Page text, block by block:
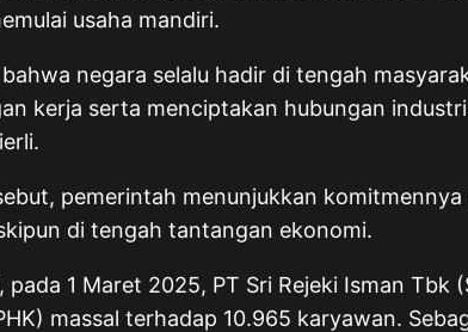
usaha mandiri.
negara selalu hadir di tengah
kerja serta menciptakan hubungan
pemerintah menunjukkan
di tengah tantangan ekonomi.
1 Maret 2025, PT Sri Rejeki Isman
massal terhadap 10.965 karyawan.